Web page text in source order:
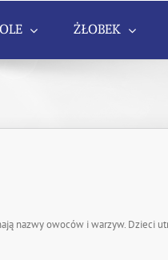
ŻŁOBEK
nazwy owoców i warzyw. Dzieci